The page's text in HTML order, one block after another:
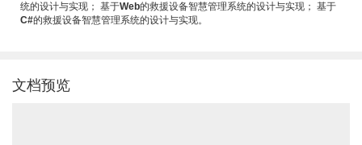
统的设计与实现 ； 基于Web的救援设备智慧管理系统的设计与实现 ； 基于
C#的救援设备智慧管理系统的设计与实现。
文档预览